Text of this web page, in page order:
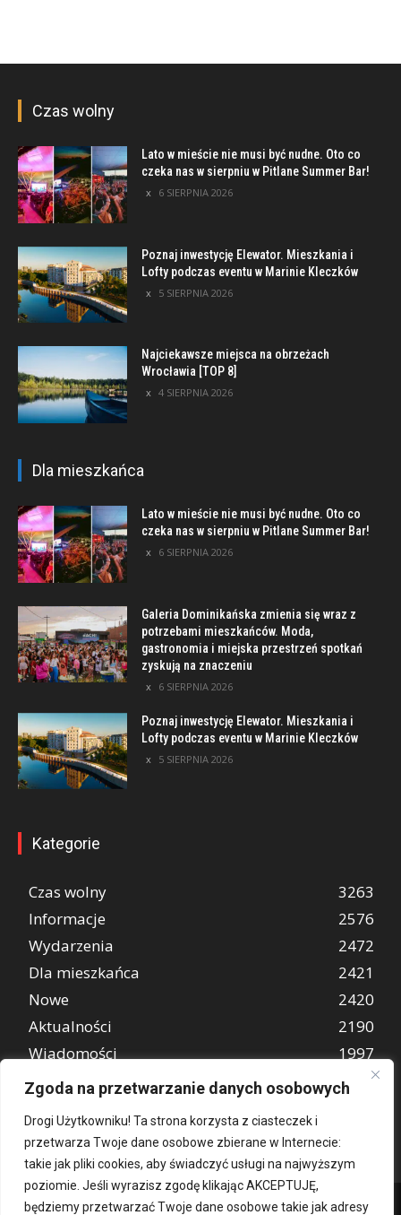
Zgoda na przetwarzanie danych osobowych
Drogi Użytkowniku! Ta strona korzysta z ciasteczek i
przetwarza Twoje dane osobowe zbierane w Internecie:
takie jak pliki cookies, aby świadczyć usługi na najwyższym
poziomie. Jeśli wyrazisz zgodę klikając AKCEPTUJĘ,
będziemy przetwarzać Twoje dane osobowe takie jak adresy
Czas wolny
Lato w mieście nie musi być nudne. Oto co
czeka nas w sierpniu w Pitlane Summer Bar!
6 SIERPNIA 2026
Poznaj inwestycję Elewator. Mieszkania i
Lofty podczas eventu w Marinie Kleczków
5 SIERPNIA 2026
Najciekawsze miejsca na obrzeżach
Wrocławia [TOP 8]
4 SIERPNIA 2026
Dla mieszkańca
Lato w mieście nie musi być nudne. Oto co
czeka nas w sierpniu w Pitlane Summer Bar!
6 SIERPNIA 2026
Galeria Dominikańska zmienia się wraz z
potrzebami mieszkańców. Moda,
gastronomia i miejska przestrzeń spotkań
zyskują na znaczeniu
6 SIERPNIA 2026
Poznaj inwestycję Elewator. Mieszkania i
Lofty podczas eventu w Marinie Kleczków
5 SIERPNIA 2026
Kategorie
Czas wolny
3263
Informacje
2576
Wydarzenia
2472
Dla mieszkańca
2421
Nowe
2420
Aktualności
2190
Wiadomości
1997
REKLAMA
849